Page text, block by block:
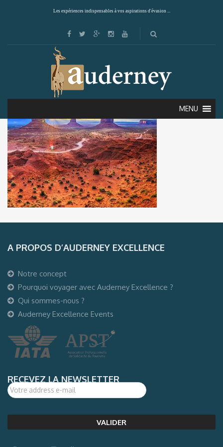
Les expériences indispensables à vos aspirations d'évasion ...
MENU
A PROPOS D’AUDERNEY EXCELLENCE
Notre concept
Pourquoi voyager avec Auderney Excellence ?
Qui sommes-nous ?
Auderney Excellence Events
RECEVEZ LA NEWSLETTER